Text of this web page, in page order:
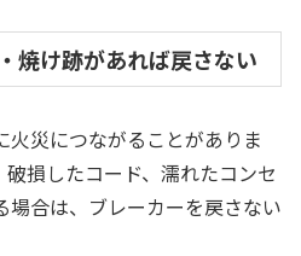
焼け跡があれば戻さない
災につながることがありま
損したコード、濡れたコンセ
場合は、ブレーカーを戻さない